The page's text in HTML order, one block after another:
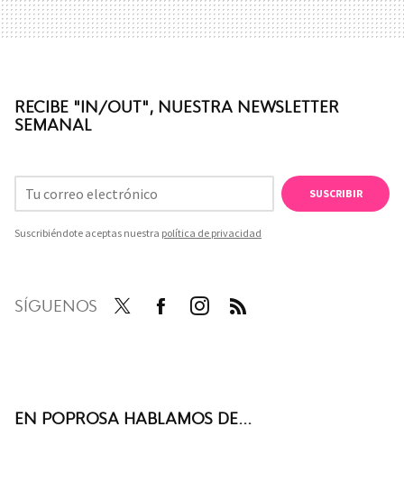
RECIBE "IN/OUT", NUESTRA NEWSLETTER
SEMANAL
SUSCRIBIR
Suscribiéndote aceptas nuestra política de privacidad
SÍGUENOS
EN POPROSA HABLAMOS DE...